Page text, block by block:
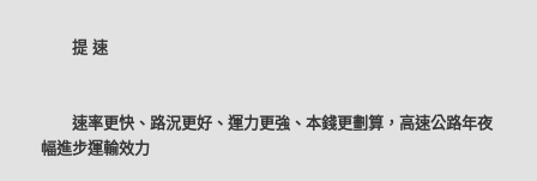
提 速
速率更快、路況更好、運力更強、本錢更劃算，高速公路年夜
幅進步運輸效力